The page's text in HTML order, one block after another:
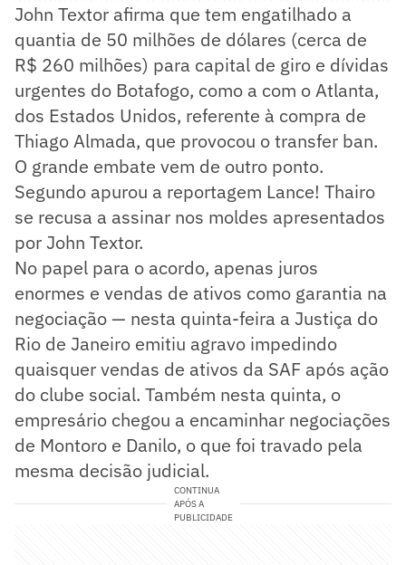
John Textor afirma que tem engatilhado a
quantia de 50 milhões de dólares (cerca de
R$ 260 milhões) para capital de giro e dívidas
urgentes do Botafogo, como a com o Atlanta,
dos Estados Unidos, referente à compra de
Thiago Almada, que provocou o transfer ban.
O grande embate vem de outro ponto.
Segundo apurou a reportagem Lance! Thairo
se recusa a assinar nos moldes apresentados
por John Textor.
No papel para o acordo, apenas juros
enormes e vendas de ativos como garantia na
negociação — nesta quinta-feira a Justiça do
Rio de Janeiro emitiu agravo impedindo
quaisquer vendas de ativos da SAF após ação
do clube social. Também nesta quinta, o
empresário chegou a encaminhar negociações
de Montoro e Danilo, o que foi travado pela
mesma decisão judicial.
CONTINUA
APÓS A
PUBLICIDADE